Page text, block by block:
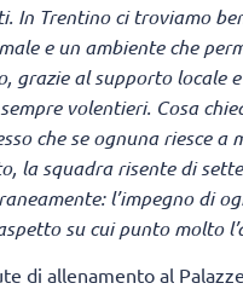
In Trentino ci troviamo
e un ambiente che
grazie al supporto locale
volentieri. Cosa
che se ognuna riesce a
la squadra risente di
l’impegno di
su cui punto molto
di allenamento al